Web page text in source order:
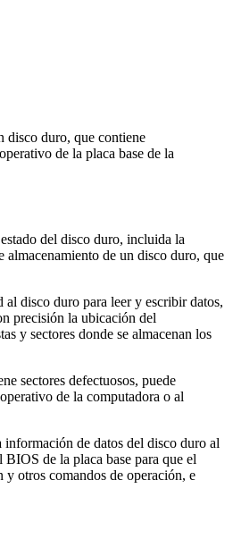
disco duro, que contiene
de la placa base de la
del disco duro, incluida la
almacenamiento de un disco duro, que
disco duro para leer y escribir datos,
precisión la ubicación del
y sectores donde se almacenan los
sectores defectuosos, puede
de la computadora o al
de datos del disco duro al
de la placa base para que el
otros comandos de operación, e